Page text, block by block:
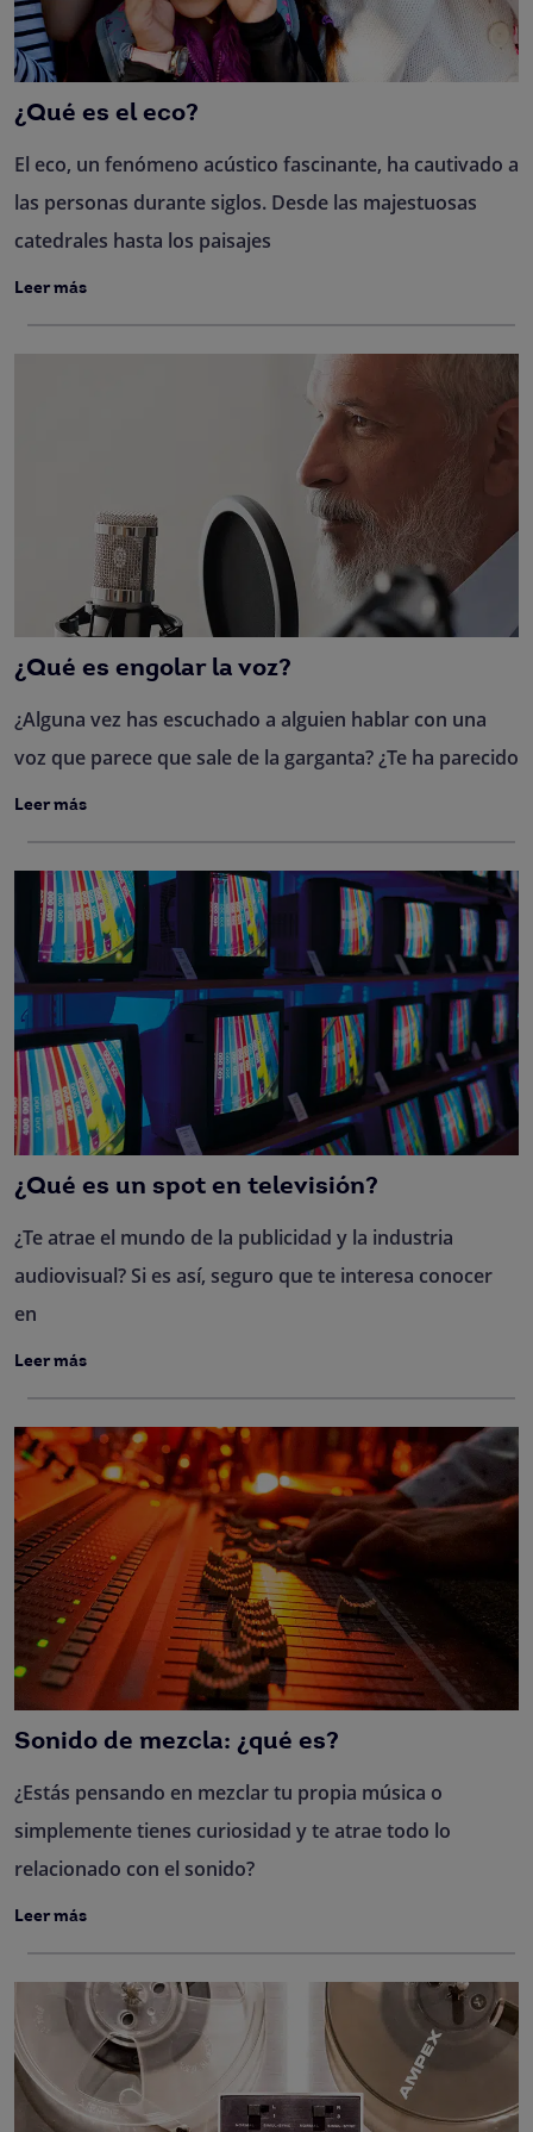
¿Qué es el eco?
El eco, un fenómeno acústico fascinante, ha cautivado a
las personas durante siglos. Desde las majestuosas
catedrales hasta los paisajes
Leer más
¿Qué es engolar la voz?
¿Alguna vez has escuchado a alguien hablar con una
voz que parece que sale de la garganta? ¿Te ha parecido
Leer más
¿Qué es un spot en televisión?
¿Te atrae el mundo de la publicidad y la industria
audiovisual? Si es así, seguro que te interesa conocer
en
Leer más
Sonido de mezcla: ¿qué es?
¿Estás pensando en mezclar tu propia música o
simplemente tienes curiosidad y te atrae todo lo
relacionado con el sonido?
Leer más